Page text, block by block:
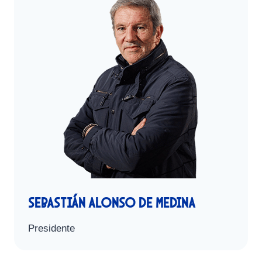
Sebastián Alonso de Medina
Presidente